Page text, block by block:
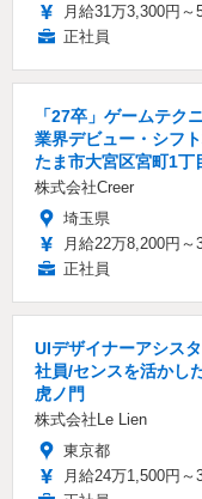
月給31万3,300円～
正社員
「27卒」ゲームテク
業界デビュー・シフ
たま市大宮区宮町1丁
株式会社Creer
埼玉県
月給22万8,200円～
正社員
UIデザイナーアシス
社員/センスを活かし
虎ノ門
株式会社Le Lien
東京都
月給24万1,500円～